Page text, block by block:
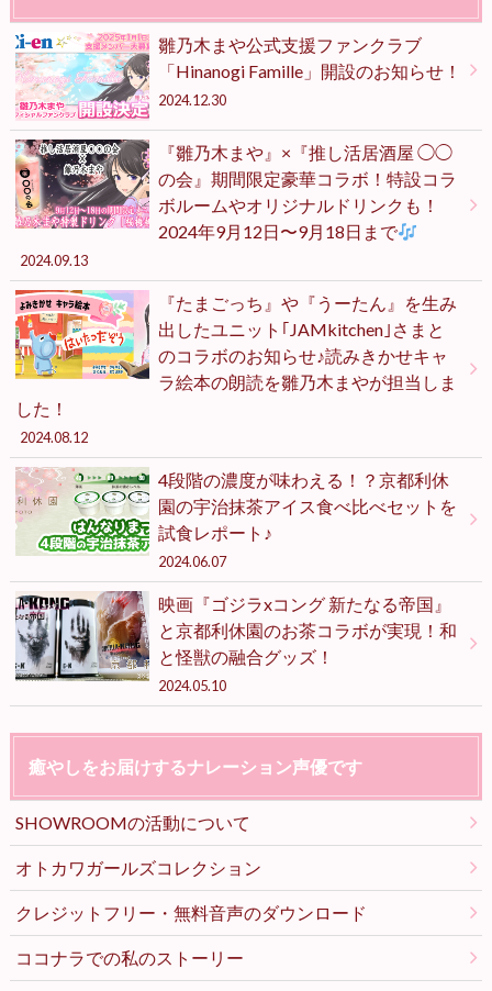
雛乃木まや公式支援ファンクラブ
「Hinanogi Famille」開設のお知らせ！
2024.12.30
『雛乃木まや』×『推し活居酒屋 ◯◯
の会』期間限定豪華コラボ！特設コラ
ボルームやオリジナルドリンクも！
2024年9月12日〜9月18日まで
2024.09.13
『たまごっち』や『うーたん』を生み
出したユニット｢JAMkitchen｣さまと
のコラボのお知らせ♪読みきかせキャ
ラ絵本の朗読を雛乃木まやが担当しま
した！
2024.08.12
4段階の濃度が味わえる！？京都利休
園の宇治抹茶アイス食べ比べセットを
試食レポート♪
2024.06.07
映画『ゴジラxコング 新たなる帝国』
と京都利休園のお茶コラボが実現！和
と怪獣の融合グッズ！
2024.05.10
癒やしをお届けするナレーション声優です
SHOWROOMの活動について
オトカワガールズコレクション
クレジットフリー・無料音声のダウンロード
ココナラでの私のストーリー